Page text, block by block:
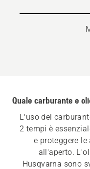
Quale carburante e
L'uso del
2 tempi è
e proteggere
all'aperto.
Husqvarna sono